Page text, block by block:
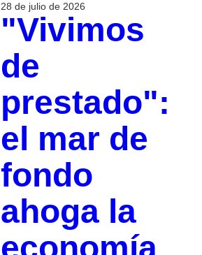
28 de julio de 2026
​"Vivimos
de
prestado":
el mar de
fondo
ahoga la